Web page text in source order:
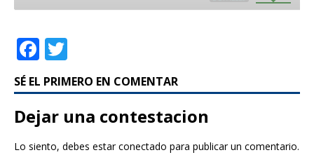
F
a
c
e
b
w
it
te
r
SÉ EL PRIMERO EN COMENTAR
Dejar una contestacion
Lo siento, debes estarconectado para publicar un comentario.